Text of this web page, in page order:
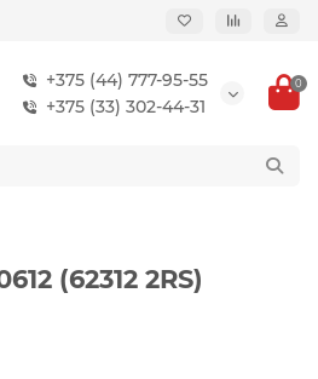
+375 (44) 777-95-55
+375 (33) 302-44-31
0
(62312 2RS)